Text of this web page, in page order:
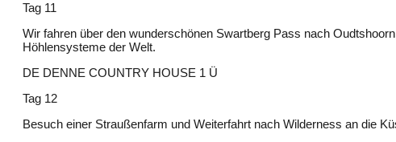
Tag 11
Wir fahren über den wunderschönen Swartberg Pass nach
Höhlensysteme der Welt.
DE DENNE COUNTRY HOUSE 1 Ü
Tag 12
Besuch einer Straußenfarm und Weiterfahrt nach Wilderness an die